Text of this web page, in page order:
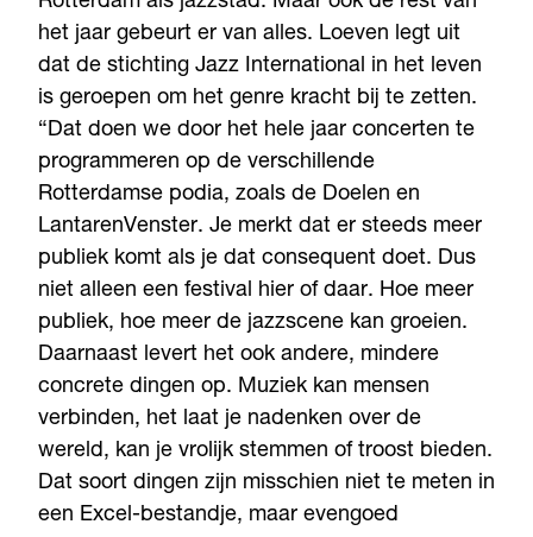
het jaar gebeurt er van alles. Loeven legt uit
dat de stichting Jazz International in het leven
is geroepen om het genre kracht bij te zetten.
“Dat doen we door het hele jaar concerten te
programmeren op de verschillende
Rotterdamse podia, zoals de Doelen en
LantarenVenster. Je merkt dat er steeds meer
publiek komt als je dat consequent doet. Dus
niet alleen een festival hier of daar. Hoe meer
publiek, hoe meer de jazzscene kan groeien.
Daarnaast levert het ook andere, mindere
concrete dingen op. Muziek kan mensen
verbinden, het laat je nadenken over de
wereld, kan je vrolijk stemmen of troost bieden.
Dat soort dingen zijn misschien niet te meten in
een Excel-bestandje, maar evengoed